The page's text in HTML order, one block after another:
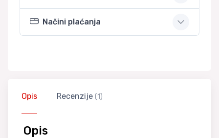
Načini plaćanja
Opis Recenzije (1)
Opis